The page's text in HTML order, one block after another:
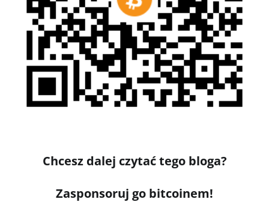
Chcesz dalej czytać tego bloga?
Zasponsoruj go bitcoinem!